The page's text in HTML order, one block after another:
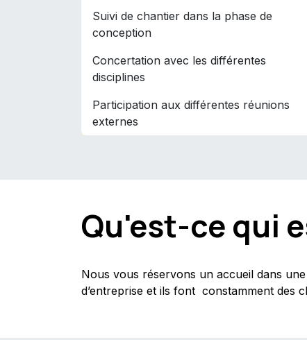
Suivi de chantier dans la phase de
conception
Concertation avec les différentes
disciplines
Participation aux différentes réunions
externes
Qu'est-ce qui
Nous vous réservons un accueil dans
d’entreprise et ils font constamment des